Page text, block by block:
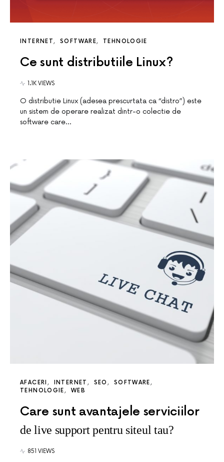
INTERNET SOFTWARE TEHNOLOGIE
Ce sunt distributiile Linux?
1.1K VIEWS
O distributie Linux (adesea prescurtata ca “distro”) este
un sistem de operare realizat dintr-o colectie de
software care…
AFACERI INTERNET SEO
SOFTWARE
TEHNOLOGIE
WEB
Care sunt avantajele serviciilor
de live support pentru siteul tau?
851 VIEWS